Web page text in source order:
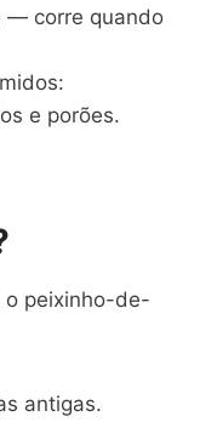
— corre quando
e porões.
o peixinho-de-
antigas.